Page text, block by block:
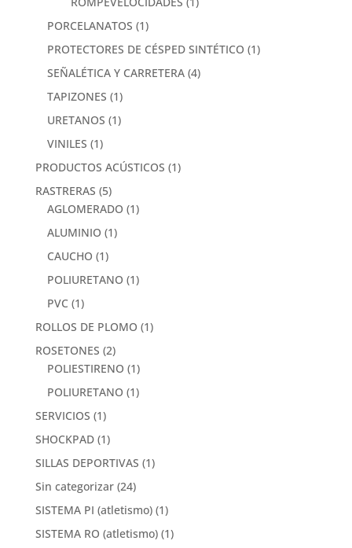
PORCELANATOS (1)
PROTECTORES DE CÉSPED SINTÉTICO (1)
SEÑALÉTICA Y CARRETERA (4)
TAPIZONES (1)
URETANOS (1)
VINILES (1)
PRODUCTOS ACÚSTICOS (1)
RASTRERAS (5)
AGLOMERADO (1)
ALUMINIO (1)
CAUCHO (1)
POLIURETANO (1)
PVC (1)
ROLLOS DE PLOMO (1)
ROSETONES (2)
POLIESTIRENO (1)
POLIURETANO (1)
SERVICIOS (1)
SHOCKPAD (1)
SILLAS DEPORTIVAS (1)
Sin categorizar (24)
SISTEMA PI (atletismo) (1)
SISTEMA RO (atletismo) (1)